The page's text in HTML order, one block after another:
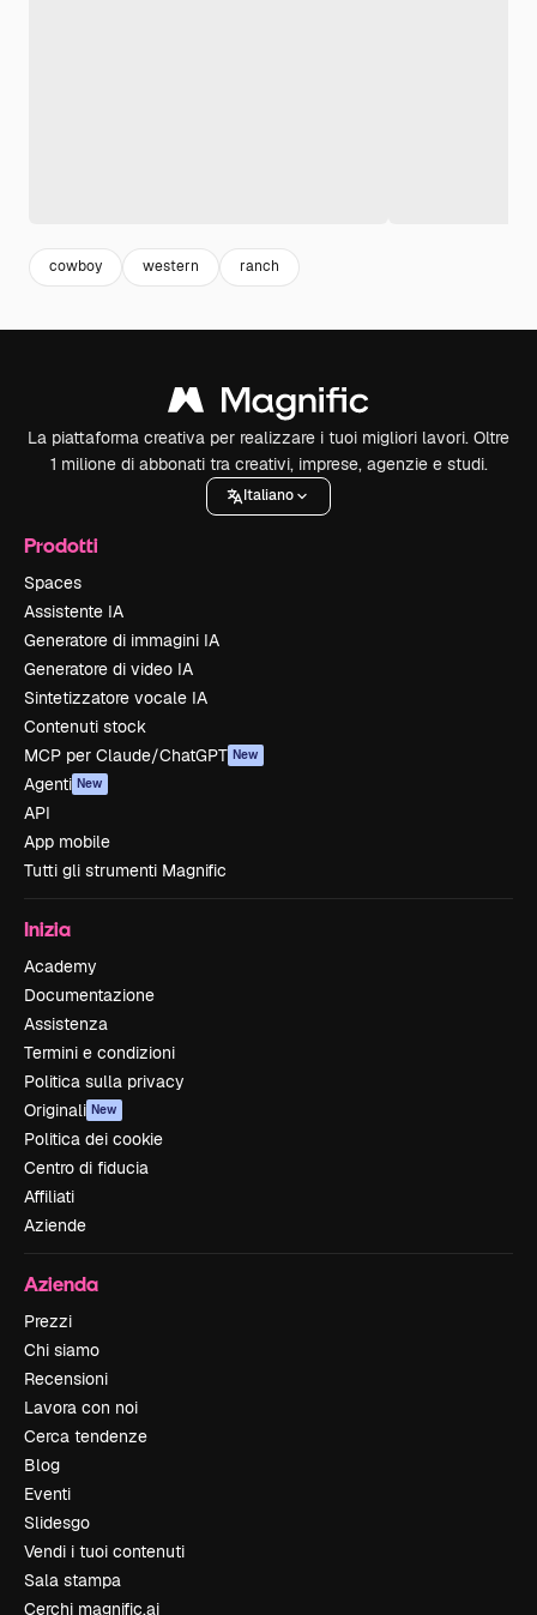
cowboy western ranch
La piattaforma creativa per realizzare i tuoi migliori lavori. Oltre
1 milione di abbonati tra creativi, imprese, agenzie e studi.
Italiano
Prodotti
Spaces
Assistente IA
Generatore di immagini IA
Generatore di video IA
Sintetizzatore vocale IA
Contenuti stock
MCP per Claude/ChatGPT New
Agenti New
API
App mobile
Tutti gli strumenti Magnific
Inizia
Academy
Documentazione
Assistenza
Termini e condizioni
Politica sulla privacy
Originali New
Politica dei cookie
Centro di fiducia
Affiliati
Aziende
Azienda
Prezzi
Chi siamo
Recensioni
Lavora con noi
Cerca tendenze
Blog
Eventi
Slidesgo
Vendi i tuoi contenuti
Sala stampa
Cerchi magnific.ai